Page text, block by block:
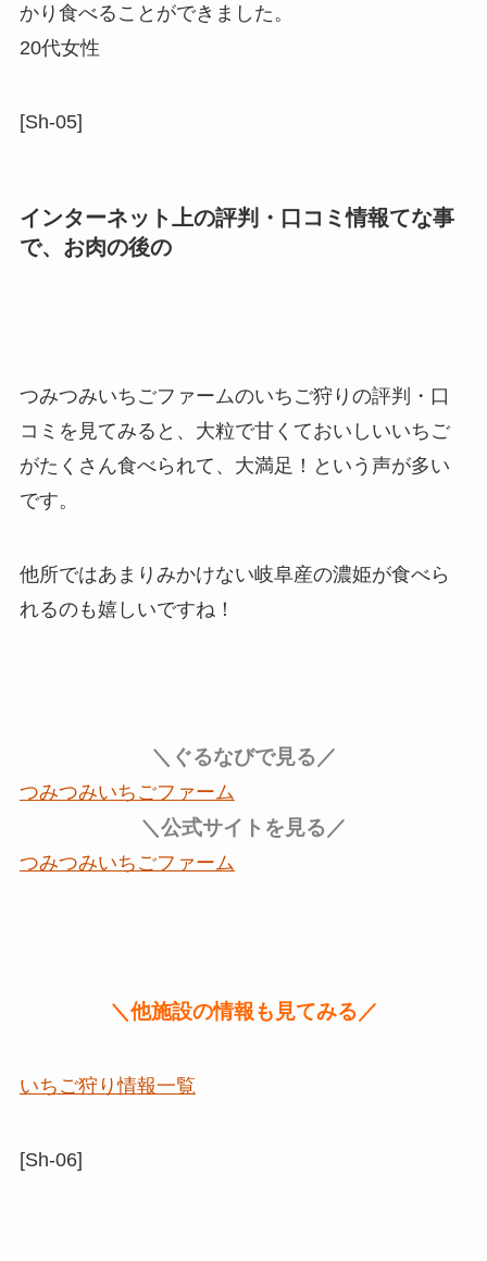
かり食べることができました。
20代女性
[Sh-05]
インターネット上の評判・口コミ情報てな事
で、お肉の後の
つみつみいちごファームのいちご狩りの評判・口
コミを見てみると、大粒で甘くておいしいいちご
がたくさん食べられて、大満足！という声が多い
です。
他所ではあまりみかけない岐阜産の濃姫が食べら
れるのも嬉しいですね！
＼ぐるなびで見る／
つみつみいちごファーム
＼公式サイトを見る／
つみつみいちごファーム
＼他施設の情報も見てみる／
いちご狩り情報一覧
[Sh-06]